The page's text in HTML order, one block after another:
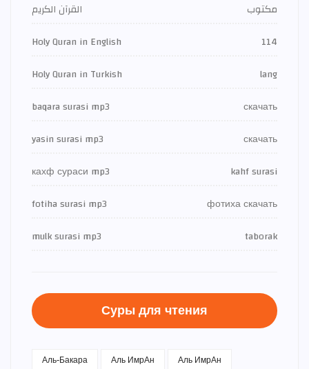
القرآن الكريم
مكتوب
Holy Quran in English
114
Holy Quran in Turkish
lang
baqara surasi mp3
скачать
yasin surasi mp3
скачать
кахф сураси mp3
kahf surasi
fotiha surasi mp3
фотиха скачать
mulk surasi mp3
taborak
Суры для чтения
Аль-Бакара Аль ИмрАн
Аль ИмрАн